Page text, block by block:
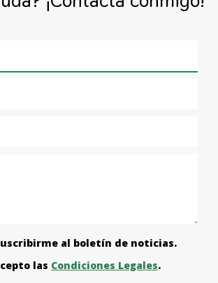
al boletín de noticias.
las Condiciones Legales.